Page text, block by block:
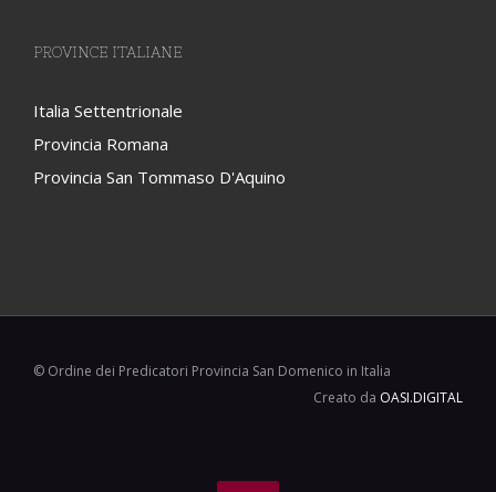
PROVINCE ITALIANE
Italia Settentrionale
Provincia Romana
Provincia San Tommaso D'Aquino
© Ordine dei Predicatori Provincia San Domenico in Italia
Creato da OASI.DIGITAL